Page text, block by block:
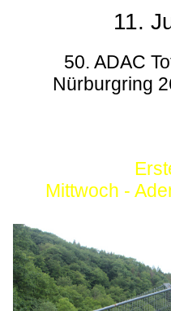
11.
50. ADAC
Nürburgring
Mittwoch -